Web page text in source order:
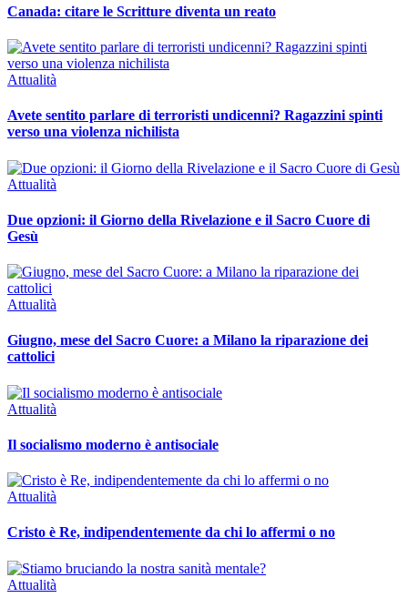
Canada: citare le Scritture diventa un reato
Attualità
Avete sentito parlare di terroristi undicenni? Ragazzini spinti
verso una violenza nichilista
Attualità
Due opzioni: il Giorno della Rivelazione e il Sacro Cuore di
Gesù
Attualità
Giugno, mese del Sacro Cuore: a Milano la riparazione dei
cattolici
Attualità
Il socialismo moderno è antisociale
Attualità
Cristo è Re, indipendentemente da chi lo affermi o no
Attualità